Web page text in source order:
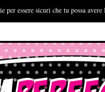
per essere sicuri che tu possa